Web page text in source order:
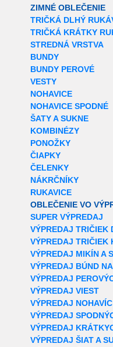
ZIMNÉ OBLEČENIE
TRIČKÁ DLHÝ
TRIČKÁ KRÁTKY
STREDNÁ VRSTVA
BUNDY
BUNDY PEROVÉ
VESTY
NOHAVICE
NOHAVICE SPODNÉ
ŠATY A SUKNE
KOMBINÉZY
PONOŽKY
ČIAPKY
ČELENKY
NÁKRČNÍKY
RUKAVICE
OBLEČENIE VO
SUPER VÝPREDAJ
VÝPREDAJ TRIČIEK
VÝPREDAJ TRIČIEK
VÝPREDAJ MIKÍN A
VÝPREDAJ BÚND
VÝPREDAJ
VÝPREDAJ VIEST
VÝPREDAJ NOHAVÍC
VÝPREDAJ
VÝPREDAJ
VÝPREDAJ ŠIAT A